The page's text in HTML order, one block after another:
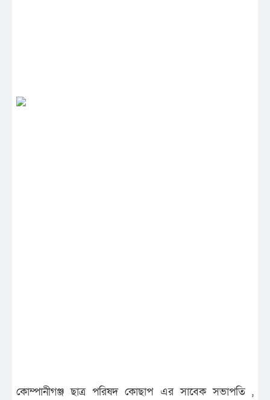
কোম্পানীগঞ্জ ছাত্র পরিষদ কোছাপ এর সাবেক সভাপতি ,